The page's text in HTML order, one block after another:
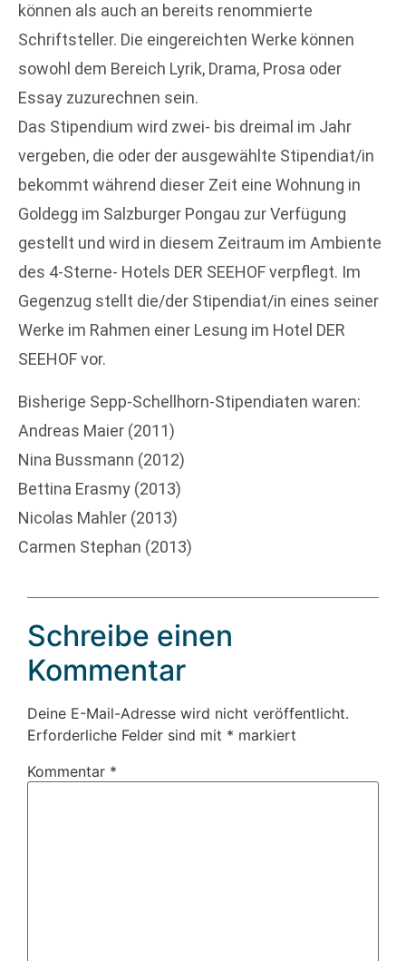
können als auch an bereits renommierte
Schriftsteller. Die eingereichten Werke können
sowohl dem Bereich Lyrik, Drama, Prosa oder
Essay zuzurechnen sein.
Das Stipendium wird zwei- bis dreimal im Jahr
vergeben, die oder der ausgewählte Stipendiat/in
bekommt während dieser Zeit eine Wohnung in
Goldegg im Salzburger Pongau zur Verfügung
gestellt und wird in diesem Zeitraum im Ambiente
des 4-Sterne- Hotels DER SEEHOF verpflegt. Im
Gegenzug stellt die/der Stipendiat/in eines seiner
Werke im Rahmen einer Lesung im Hotel DER
SEEHOF vor.
Bisherige Sepp-Schellhorn-Stipendiaten waren:
Andreas Maier (2011)
Nina Bussmann (2012)
Bettina Erasmy (2013)
Nicolas Mahler (2013)
Carmen Stephan (2013)
Schreibe einen
Kommentar
Deine E-Mail-Adresse wird nicht veröffentlicht.
Erforderliche Felder sind mit * markiert
Kommentar *